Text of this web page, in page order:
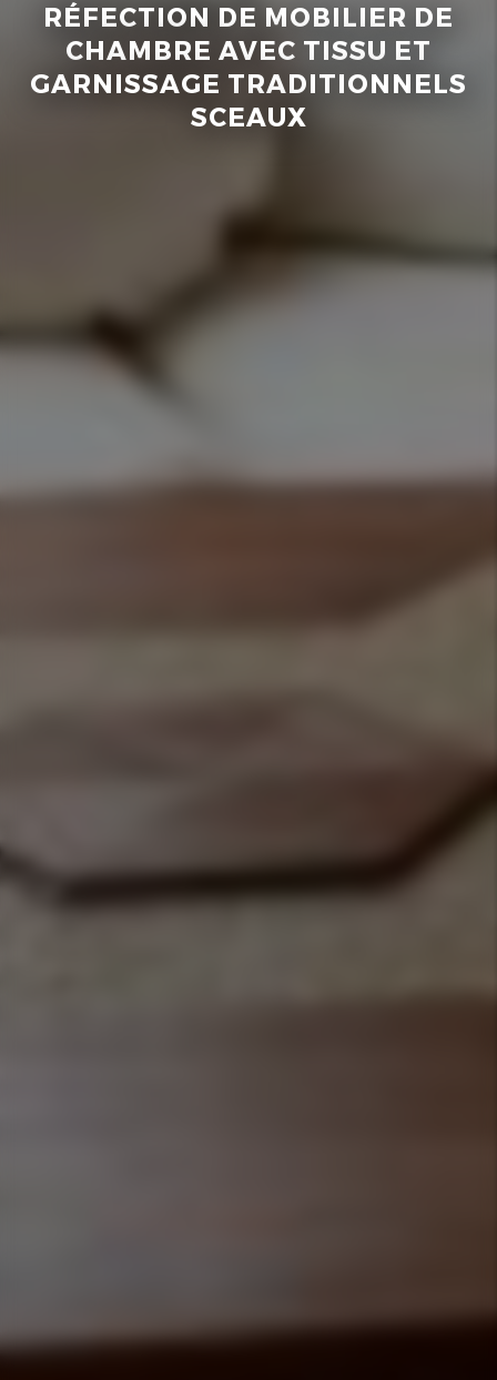
RÉFECTION DE MOBILIER DE
CHAMBRE AVEC TISSU ET
GARNISSAGE TRADITIONNELS
SCEAUX